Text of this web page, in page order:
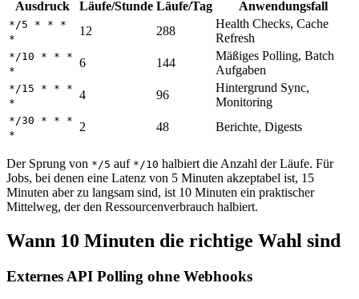
Ausdruck Läufe/Stunde Läufe/Tag Anwendungsfall
*/5 * * *
*
12 288
Health Checks, Cache
Refresh
*/10 * * *
*
6 144
Mäßiges Polling, Batch
Aufgaben
*/15 * * *
*
4 96
Hintergrund Sync,
Monitoring
*/30 * * *
*
2 48 Berichte, Digests
Der Sprung von */5 auf */10 halbiert die Anzahl der Läufe. Für
Jobs, bei denen eine Latenz von 5 Minuten akzeptabel ist, 15
Minuten aber zu langsam sind, ist 10 Minuten ein praktischer
Mittelweg, der den Ressourcenverbrauch halbiert.
Wann 10 Minuten die richtige Wahl sind
Externes API Polling ohne Webhooks